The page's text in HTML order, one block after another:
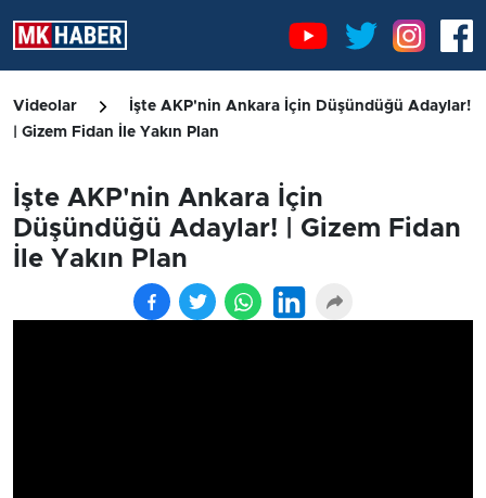
Videolar
İşte AKP'nin Ankara İçin Düşündüğü Adaylar!
| Gizem Fidan İle Yakın Plan
İşte AKP'nin Ankara İçin
Düşündüğü Adaylar! | Gizem Fidan
İle Yakın Plan